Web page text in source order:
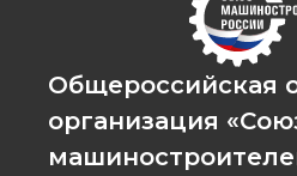
Общероссийская
организация